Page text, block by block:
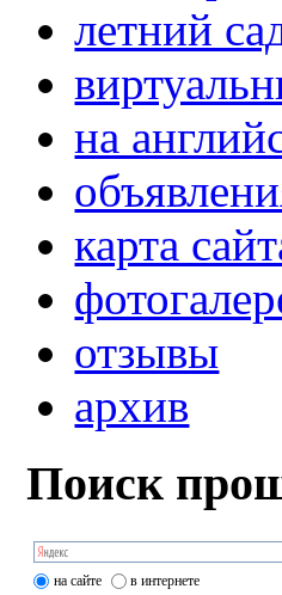
летний
на
карта
отзывы
архив
Поиск
на сайте в интернете